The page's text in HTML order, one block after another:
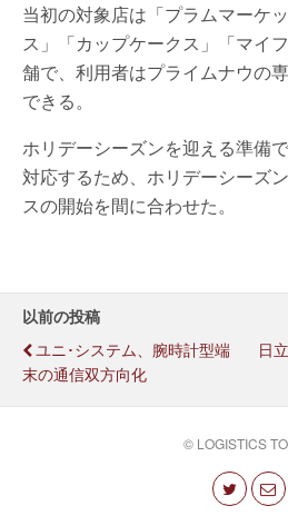
当初の対象店は「プラムマーケ
ス」「カップケークス」「マイ
舗で、利用者はプライムナウの
できる。
ホリデーシーズンを迎える準備
対応するため、ホリデーシーズ
スの開始を間に合わせた。
以前の投稿
ユニ･システム、腕時計型端
末の通信双方向化
日
© LOGISTICS